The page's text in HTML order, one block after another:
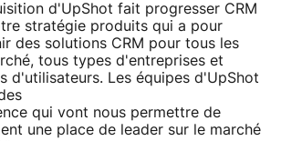
d'UpShot fait progresser CRM
stratégie produits qui a pour
des solutions CRM pour tous les
tous types d'entreprises et
d'utilisateurs. Les équipes d'UpShot
qui vont nous permettre de
une place de leader sur le marché